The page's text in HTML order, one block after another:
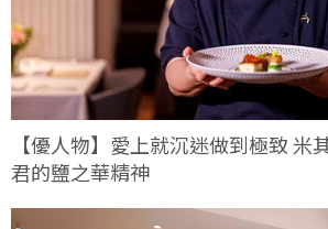
【優人物】愛上就沉迷做到極致 米
君的鹽之華精神